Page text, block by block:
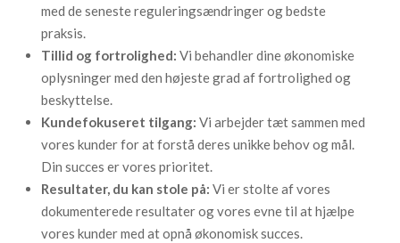
med de seneste reguleringsændringer og bedste
praksis.
Tillid og fortrolighed: Vi behandler dine økonomiske
oplysninger med den højeste grad af fortrolighed og
beskyttelse.
Kundefokuseret tilgang: Vi arbejder tæt sammen med
vores kunder for at forstå deres unikke behov og mål.
Din succes er vores prioritet.
Resultater, du kan stole på: Vi er stolte af vores
dokumenterede resultater og vores evne til at hjælpe
vores kunder med at opnå økonomisk succes.